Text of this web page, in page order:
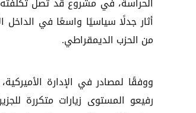
أثار جدلًا سياسيًا واسعًا في الداخل
من الحزب الديمقراطي.
ووفقًا لمصادر في الإدارة
رفيعو المستوى زيارات متكررة